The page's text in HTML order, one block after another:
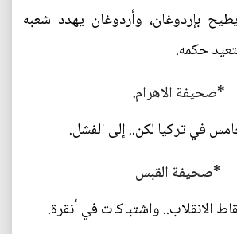
بإردوغان، وأردوغان يهدد شعبه
حكمه.
*صحيفة الاهرام.
في تركيا لكن.. إلى الفشل.
*صحيفة القبس
الانقلاب.. واشتباكات في أنقرة.